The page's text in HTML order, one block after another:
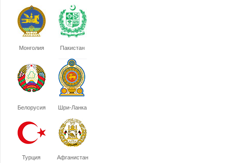
Монголия Пакистан
Белорусия Шри-Ланка
Турция Афганистан